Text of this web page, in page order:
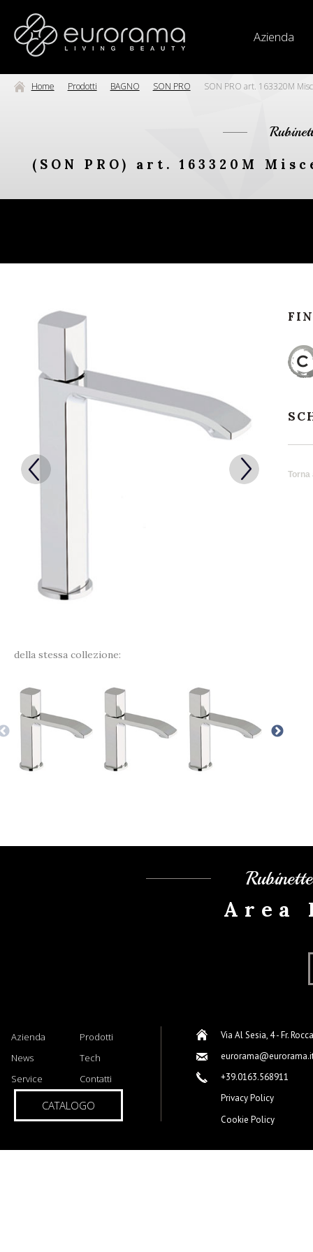
Azienda
Home Prodotti BAGNO SON PRO SON PRO art. 163320M
(SON PRO) art. 163320M
della stessa collezione:
Torna
Area
Azienda
Prodotti
News
Tech
Service
Contatti
CATALOGO
Via Al Sesia, 4 - Fr.
+39.0163.568911
Privacy Policy
Cookie Policy